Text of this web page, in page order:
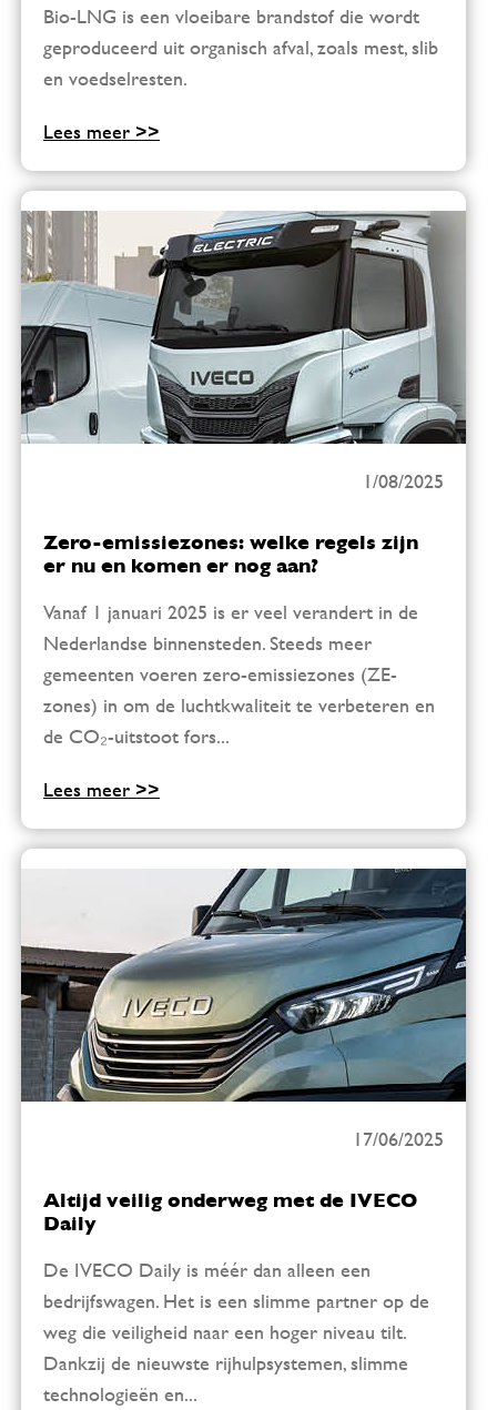
Bio-LNG is een vloeibare brandstof die wordt
geproduceerd uit organisch afval, zoals mest, slib
en voedselresten.
Lees meer >>
1/08/2025
Zero-emissiezones: welke regels zijn
er nu en komen er nog aan?
Vanaf 1 januari 2025 is er veel verandert in de
Nederlandse binnensteden. Steeds meer
gemeenten voeren zero-emissiezones (ZE-
zones) in om de luchtkwaliteit te verbeteren en
de CO₂-uitstoot fors...
Lees meer >>
17/06/2025
Altijd veilig onderweg met de IVECO
Daily
De IVECO Daily is méér dan alleen een
bedrijfswagen. Het is een slimme partner op de
weg die veiligheid naar een hoger niveau tilt.
Dankzij de nieuwste rijhulpsystemen, slimme
technologieën en...